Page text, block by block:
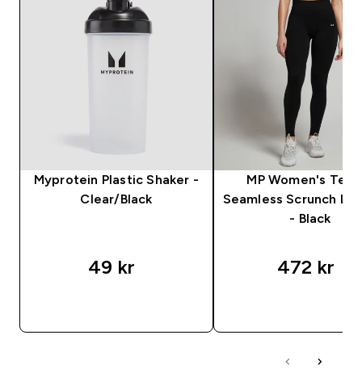
Myprotein Plastic Shaker -
Clear/Black
49 kr‎
MP Women's
Seamless Scrunch
- Black
472 kr‎